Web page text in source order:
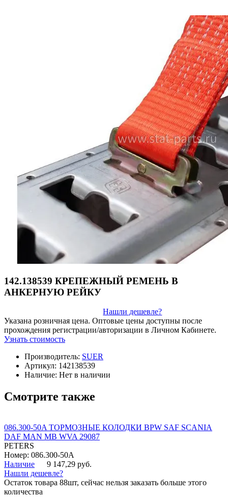
142.138539 КРЕПЕЖНЫЙ РЕМЕНЬ В
АНКЕРНУЮ РЕЙКУ
Нашли дешевле?
Указана розничная цена. Оптовые цены доступны после
прохождения регистрации/авторизации в Личном Кабинете.
Узнать стоимость
Производитель: SUER
Артикул: 142138539
Наличие: Нет в наличии
Смотрите также
086.300-50A ТОРМОЗНЫЕ КОЛОДКИ BPW SAF SCANIA
DAF MAN MB WVA 29087
PETERS
Номер: 086.300-50A
Наличие
9 147,29 руб.
Нашли дешевле?
Остаток товара 88шт, сейчас нельзя заказать больше этого
количества